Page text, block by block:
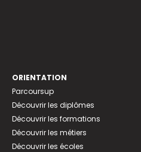
ORIENTATION
Parcoursup
Découvrir les diplômes
Découvrir les formations
Découvrir les métiers
Découvrir les écoles